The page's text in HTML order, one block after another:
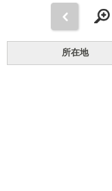
所在地